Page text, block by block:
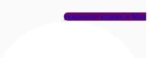
кухонные уголки в Max